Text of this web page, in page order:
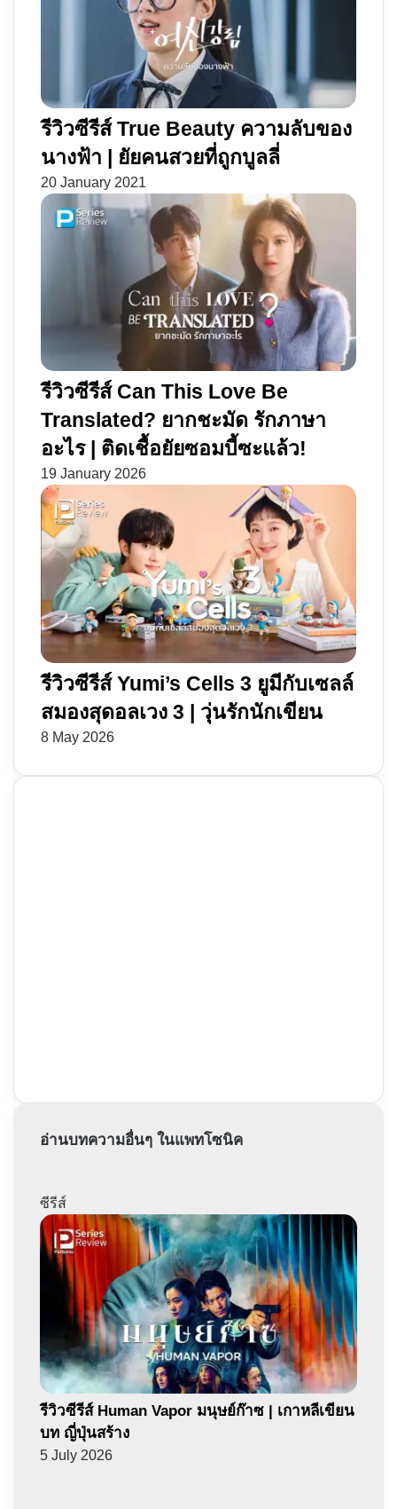
รีวิวซีรีส์ True Beauty ความลับของ
นางฟ้า | ยัยคนสวยที่ถูกบูลลี่
20 January 2021
รีวิวซีรีส์ Can This Love Be
Translated? ยากชะมัด รักภาษา
อะไร | ติดเชื้อยัยซอมบี้ซะแล้ว!
19 January 2026
รีวิวซีรีส์ Yumi’s Cells 3 ยูมีกับเซลล์
สมองสุดอลเวง 3 | วุ่นรักนักเขียน
8 May 2026
อ่านบทความอื่นๆ ในแพทโซนิค
ซีรีส์
รีวิวซีรีส์ Human Vapor มนุษย์ก๊าซ | เกาหลีเขียน
บท ญี่ปุ่นสร้าง
5 July 2026